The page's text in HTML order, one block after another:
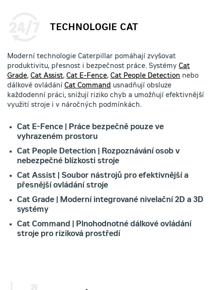
TECHNOLOGIE CAT
Moderní technologie Caterpillar pomáhají zvyšovat
produktivitu, přesnost i bezpečnost práce. Systémy Cat
Grade, Cat Assist, Cat E-Fence, Cat People Detection nebo
dálkové ovládání Cat Command usnadňují obsluze
každodenní práci, snižují riziko chyb a umožňují efektivnější
využití stroje i v náročných podmínkách.
Cat E-Fence | Práce bezpečně pouze ve
vyhrazeném prostoru
Cat People Detection | Rozpoznávání osob v
nebezpečné blízkosti stroje
Cat Assist | Soubor nástrojů pro efektivnější a
přesnější ovládání stroje
Cat Grade | Moderní integrované nivelační 2D a 3D
systémy
Cat Command | Plnohodnotné dálkové ovládání
stroje pro riziková prostředí